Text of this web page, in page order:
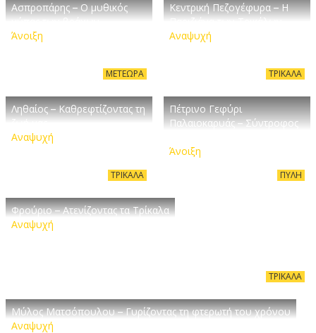
Ασπροπάρης – Ο μυθικός
Άνοιξη
ΜΕΤΈΩΡΑ
Κεντρική Πεζογέφυρα – Η
Αναψυχή
ΤΡΊΚΑΛΑ
Ληθαίος – Καθρεφτίζοντας τη
Αναψυχή
ΤΡΊΚΑΛΑ
Φρούριο – Ατενίζοντας τα Τρίκαλα
Αναψυχή
ΤΡΊΚΑΛΑ
Μύλος Ματσόπουλου – Γυρίζοντας τη φτερωτή του χρόνου
Αναψυχή
Πέτρινο Γεφύρι
Παλαιοκαρυάς – Σύντροφος
Άνοιξη
ΠΎΛΗ